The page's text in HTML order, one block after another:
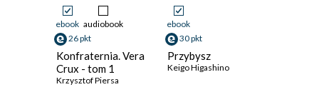
ebook audiobook
26 pkt
Konfraternia. Vera
Crux - tom 1
Krzysztof Piersa
ebook
30 pkt
Przybysz
Keigo Higashino